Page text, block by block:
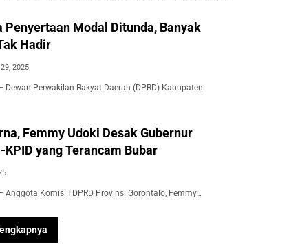
Penyertaan Modal Ditunda, Banyak
Hadir
2025
Dewan Perwakilan Rakyat Daerah (DPRD) Kabupaten
Femmy Udoki Desak Gubernur
yang Terancam Bubar
Anggota Komisi I DPRD Provinsi Gorontalo, Femmy…